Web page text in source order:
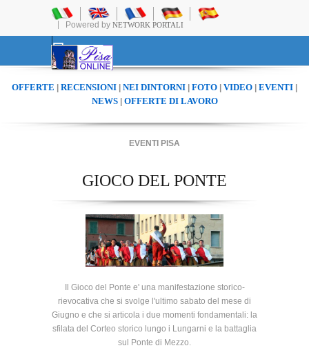
Powered by NETWORK PORTALI
OFFERTE | RECENSIONI | NEI DINTORNI | FOTO | VIDEO | EVENTI |
NEWS| OFFERTE DI LAVORO
EVENTI PISA
GIOCO DEL PONTE
Il Gioco del Ponte e' una manifestazione storico-
rievocativa che si svolge l'ultimo sabato del mese di
Giugno e che si articola i due momenti fondamentali: la
sfilata del Corteo storico lungo i Lungarni e la battaglia
sul Ponte di Mezzo.